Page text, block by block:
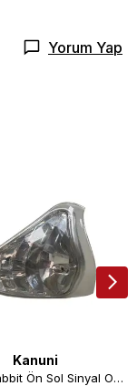
Yorum Yap
Kanuni
Kanuni Rabbit Ön Sol Sinyal Orjinal